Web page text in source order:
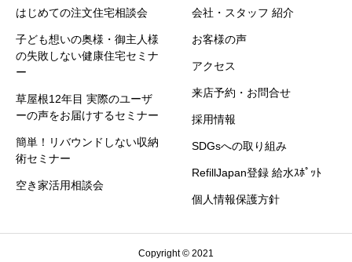
はじめての注文住宅相談会
子ども想いの奥様・御主人様
の失敗しない健康住宅セミナ
ー
草屋根12年目 実際のユーザ
ーの声をお届けするセミナー
簡単！リバウンドしない収納
術セミナー
空き家活用相談会
会社・スタッフ 紹介
お客様の声
アクセス
来店予約・お問合せ
採用情報
SDGsへの取り組み
RefillJapan登録 給水ｽﾎﾟｯﾄ
個人情報保護方針
Copyright © 2021